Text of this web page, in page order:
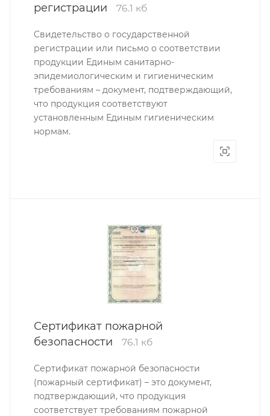
регистрации
76.1 кб
Свидетельство о государственной
регистрации или письмо о соответствии
продукции Единым санитарно-
эпидемиологическим и гигиеническим
требованиям – документ, подтверждающий,
что продукция соответствуют
установленным Единым гигиеническим
нормам.
Сертификат пожарной
безопасности
76.1 кб
Сертификат пожарной безопасности
(пожарный сертификат) – это документ,
подтверждающий, что продукция
соответствует требованиям пожарной